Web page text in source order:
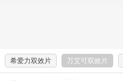
希爱力双效片 万艾可双效片